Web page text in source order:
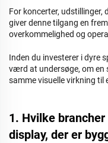
For koncerter, udstillinger,
giver denne tilgang en
overkommelighed og
Inden du investerer i dyre
værd at undersøge, om
samme visuelle virkning til
1. Hvilke
display, der er